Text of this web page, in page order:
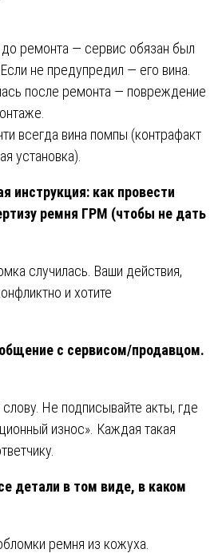
до ремонта — сервис обязан был
не предупредил — его вина.
после ремонта — повреждение
всегда вина помпы (контрафакт
установка).
инструкция: как провести
ремня ГРМ (чтобы не дать
случилась. Ваши действия,
и хотите
с сервисом/продавцом.
Не подписывайте акты, где
износ». Каждая такая
детали в том виде, в каком
ремня из кожуха.